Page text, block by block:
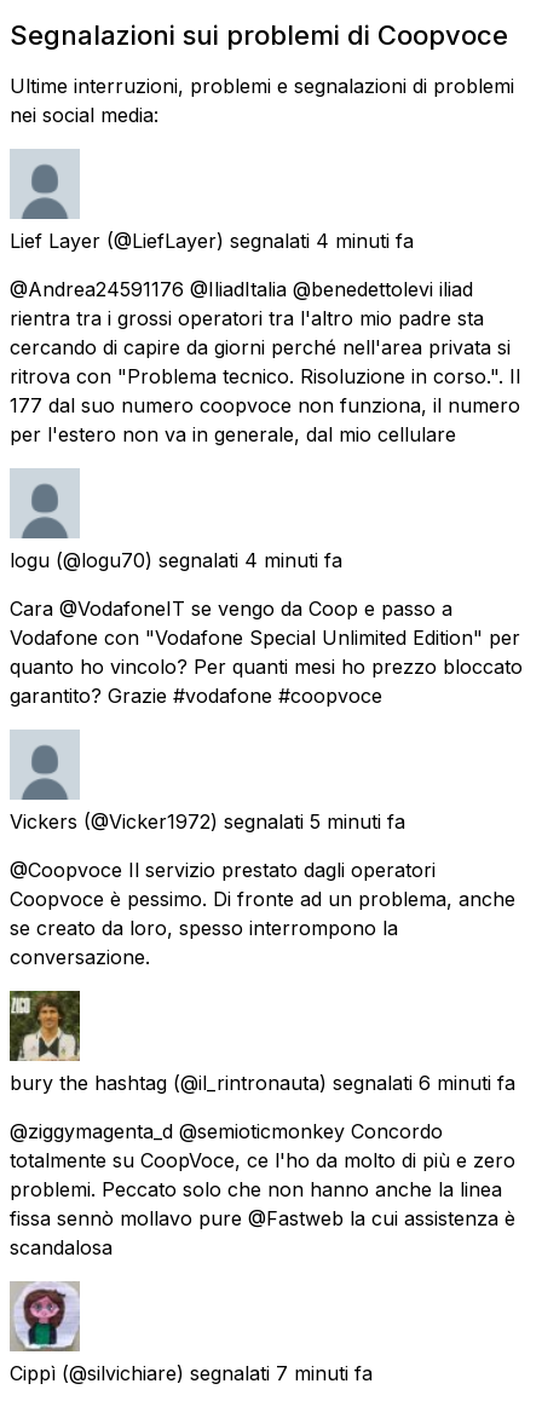
Segnalazioni sui problemi di Coopvoce
Ultime interruzioni, problemi e segnalazioni di problemi
nei social media:
Lief Layer (@LiefLayer) segnalati 4 minuti fa
@Andrea24591176 @IliadItalia @benedettolevi iliad
rientra tra i grossi operatori tra l'altro mio padre sta
cercando di capire da giorni perché nell'area privata si
ritrova con "Problema tecnico. Risoluzione in corso.". Il
177 dal suo numero coopvoce non funziona, il numero
per l'estero non va in generale, dal mio cellulare
logu (@logu70) segnalati 4 minuti fa
Cara @VodafoneIT se vengo da Coop e passo a
Vodafone con "Vodafone Special Unlimited Edition" per
quanto ho vincolo? Per quanti mesi ho prezzo bloccato
garantito? Grazie #vodafone #coopvoce
Vickers (@Vicker1972) segnalati 5 minuti fa
@Coopvoce Il servizio prestato dagli operatori
Coopvoce è pessimo. Di fronte ad un problema, anche
se creato da loro, spesso interrompono la
conversazione.
bury the hashtag (@il_rintronauta) segnalati 6 minuti fa
@ziggymagenta_d @semioticmonkey Concordo
totalmente su CoopVoce, ce l'ho da molto di più e zero
problemi. Peccato solo che non hanno anche la linea
fissa sennò mollavo pure @Fastweb la cui assistenza è
scandalosa
Cippì (@silvichiare) segnalati 7 minuti fa